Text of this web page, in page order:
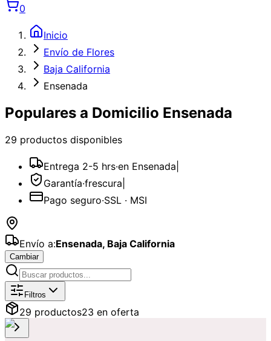
0
Inicio
Envío de Flores
Baja California
Ensenada
Populares a Domicilio Ensenada
29 productos disponibles
Entrega 2-5 hrs·en Ensenada
Garantía·frescura
Pago seguro·SSL · MSI
Envío a:Ensenada, Baja California
Cambiar
Catálogo dePopulares
Filtros
29 productos23 en oferta